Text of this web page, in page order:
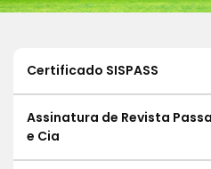
Certificado SISPASS
Assinatura de Revista
e Cia